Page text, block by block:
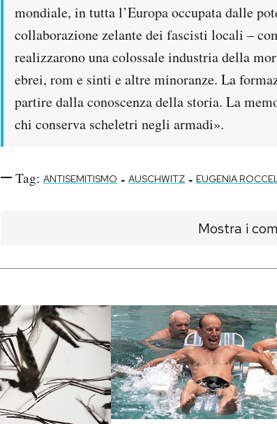
mondiale, in tutta l’Europa occupata dalle
collaborazione zelante dei fascisti locali –
realizzarono una colossale industria della
ebrei, rom e sinti e altre minoranze. La
partire dalla conoscenza della storia. La
chi conserva scheletri negli armadi».
Tag: ANTISEMITISMO - AUSCHWITZ - EUGENIA
Mostra i